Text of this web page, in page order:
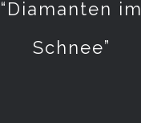
“Diamanten im
Schnee”